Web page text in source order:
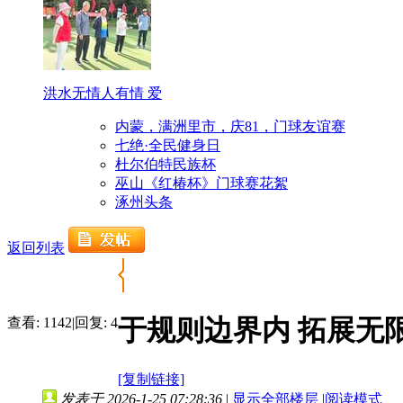
洪水无情人有情 爱
内蒙，满洲里市，庆81，门球友谊赛
七绝·全民健身日
杜尔伯特民族杯
巫山《红椿杯》门球赛花絮
涿州头条
返回列表
查看: 1142|回复: 4于规则边界内 拓展无
[复制链接]
发表于 2026-1-25 07:28:36 | 显示全部楼层 |阅读模式